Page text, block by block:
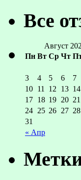
Все
Август
Пн Вт Ср Чт
« Апр
3
4 5 6 7
10 11 12 13 14
17 18 19 20 21
24 25 26 27 28
31